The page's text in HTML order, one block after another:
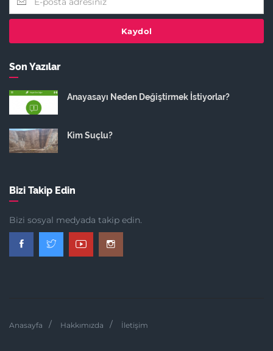
Kaydol
Son Yazılar
Anayasayı Neden Değiştirmek İstiyorlar?
Kim Suçlu?
Bizi Takip Edin
Bizi sosyal medyada takip edin.
Anasayfa Hakkımızda İletişim